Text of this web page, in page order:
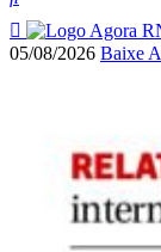
05/08/2026 Baixe